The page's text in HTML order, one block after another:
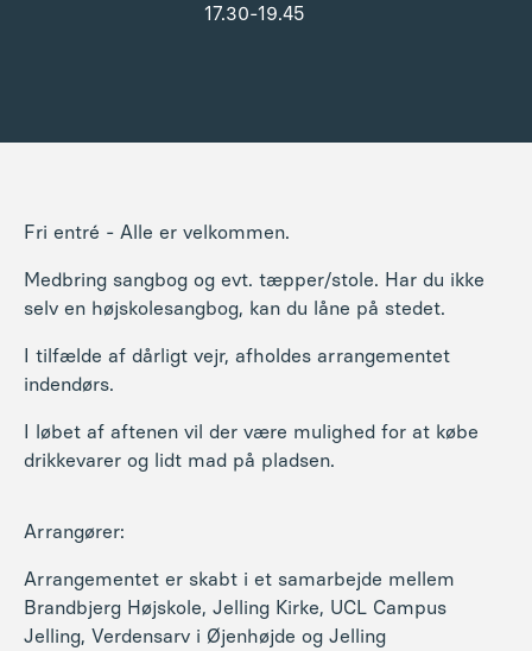
17.30-19.45
Fri entré - Alle er velkommen.
Medbring sangbog og evt. tæpper/stole. Har du ikke
selv en højskolesangbog, kan du låne på stedet.
I tilfælde af dårligt vejr, afholdes arrangementet
indendørs.
I løbet af aftenen vil der være mulighed for at købe
drikkevarer og lidt mad på pladsen.
Arrangører:
Arrangementet er skabt i et samarbejde mellem
Brandbjerg Højskole, Jelling Kirke, UCL Campus
Jelling, Verdensarv i Øjenhøjde og Jelling